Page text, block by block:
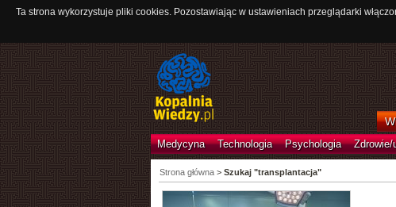
Ta strona wykorzystuje pliki cookies. Pozostawiając w ustawieniach przeglądarki
Medycyna Technologia Psychologia Zdrowie/
Strona główna> Szukaj "transplantacja"